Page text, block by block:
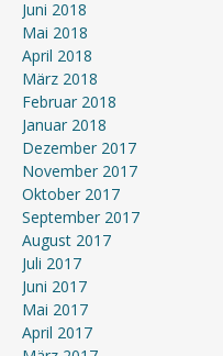
Juni 2018
Mai 2018
April 2018
März 2018
Februar 2018
Januar 2018
Dezember 2017
November 2017
Oktober 2017
September 2017
August 2017
Juli 2017
Juni 2017
Mai 2017
April 2017